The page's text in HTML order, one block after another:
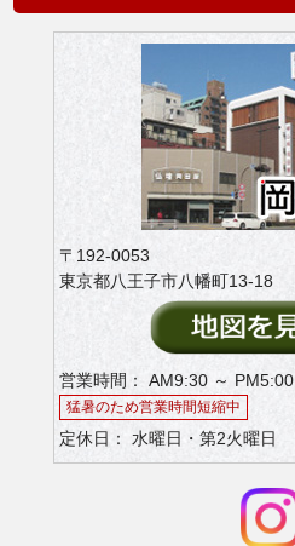
〒192-0053
東京都八王子市八幡町13-18
営業時間： AM9:30 ～ PM5:00
猛暑のため営業時間短縮中
定休日： 水曜日・第2火曜日